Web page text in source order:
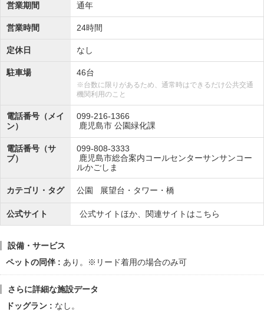
営業期間 通年
営業時間 24時間
定休日 なし
駐車場 46台
※台数に限りがあるため、通常時はできるだけ公共交通
機関利用のこと
電話番号（メイ
ン）
099-216-1366
鹿児島市 公園緑化課
電話番号（サ
ブ）
099-808-3333
鹿児島市総合案内コールセンターサンサンコー
ルかごしま
カテゴリ・タグ 公園 展望台・タワー・橋
公式サイト 公式サイトほか、関連サイトはこちら
設備・サービス
ペットの同伴
あり。※リード着用の場合のみ可
さらに詳細な施設データ
ドッグラン
なし。